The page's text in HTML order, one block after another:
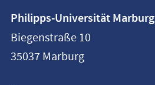
Philipps-
Universität
Marburg
Philipps-Universität Marburg
Biegenstraße 10
35037 Marburg